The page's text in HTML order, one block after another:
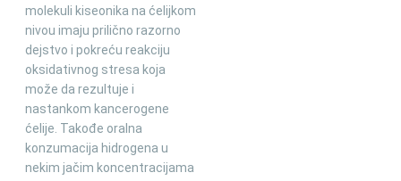
molekuli kiseonika na ćelijkom
nivou imaju prilično razorno
dejstvo i pokreću reakciju
oksidativnog stresa koja
može da rezultuje i
nastankom kancerogene
ćelije. Takođe oralna
konzumacija hidrogena u
nekim jačim koncentracijama